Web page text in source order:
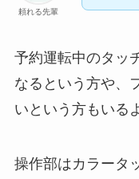
頼れる先輩
予約運転中のタッ
なるという方や、
いという方もいる
操作部はカラータ